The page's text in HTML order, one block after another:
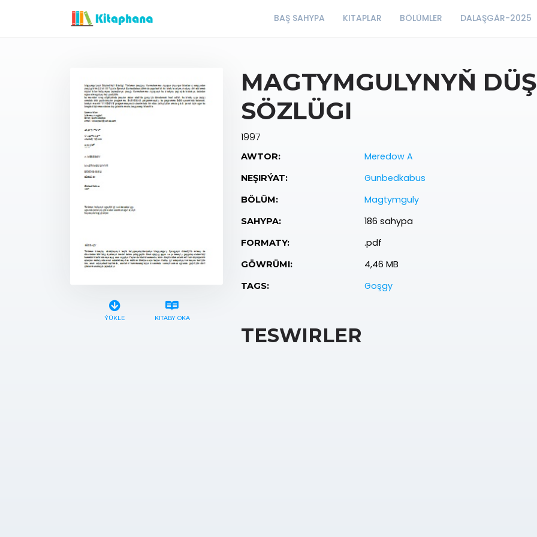
BAŞ SAHYPA KITAPLAR BÖLÜMLER DALAŞGÄR-2025
ÝÜKLE KITABY OKA
MAGTYMGULYNYŇ
SÖZLÜGI
1997
AWTOR: Meredow A
NEŞIRÝAT: Gunbedkabus
BÖLÜM: Magtymguly
SAHYPA: 186 sahypa
FORMATY: .pdf
GÖWRÜMI: 4,46 MB
TAGS: Goşgy
TESWIRLER